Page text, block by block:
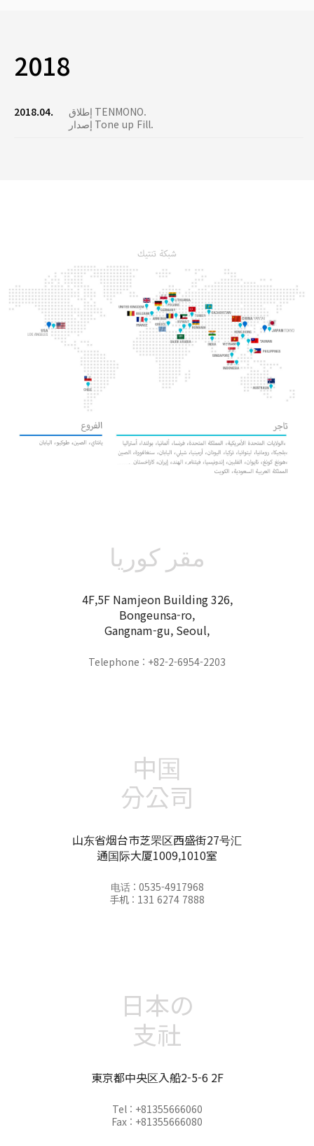
2018
2018.04.
إطلاق TENMONO.
إصدار Tone up Fill.
مقر كوريا
4F,5F Namjeon Building 326,
Bongeunsa-ro,
Gangnam-gu, Seoul,
Telephone : +82-2-6954-2203
中国
分公司
山东省烟台市芝罘区西盛街27号汇
通国际大厦1009,1010室
电话 : 0535-4917968
手机 : 131 6274 7888
日本の
支社
東京都中央区入船2-5-6 2F
Tel : +81355666060
Fax : +81355666080